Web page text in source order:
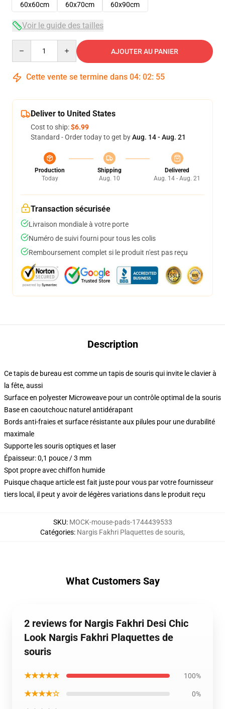
60x60cm
60x70cm 60x90cm
Voir le guide des tailles
AJOUTER AU PANIER
Cette vente se termine dans 04: 02: 54
Deliver to United States
Cost to ship:$6.99
Standard - Order today to get byAug. 14 - Aug. 21
Production
Today
Shipping
Aug. 10
Delivered
Aug. 14 - Aug. 21
Transaction sécurisée
Livraison mondiale à votre porte
Numéro de suivi fourni pour tous les colis
Remboursement complet si le produit n'est pas reçu
Description
Ce tapis de bureau est comme un tapis de souris qui invite le clavier à
la fête, aussi
Surface en polyester Microweave pour un contrôle optimal de la souris
Base en caoutchouc naturel antidérapant
Bords anti-fraies et surface résistante aux pilules pour une durabilité
maximale
Supporte les souris optiques et laser
Épaisseur: 0,1 pouce / 3 mm
Spot propre avec chiffon humide
Puisque chaque article est fait juste pour vous par votre fournisseur
tiers local, il peut y avoir de légères variations dans le produit reçu
SKU: MOCK-mouse-pads-1744439533
Catégories: Nargis Fakhri Plaquettes de souris,
What Customers Say
2 reviews for Nargis Fakhri Desi Chic
Look Nargis Fakhri Plaquettes de
souris
★★★★★ 100%
★★★★☆ 0%